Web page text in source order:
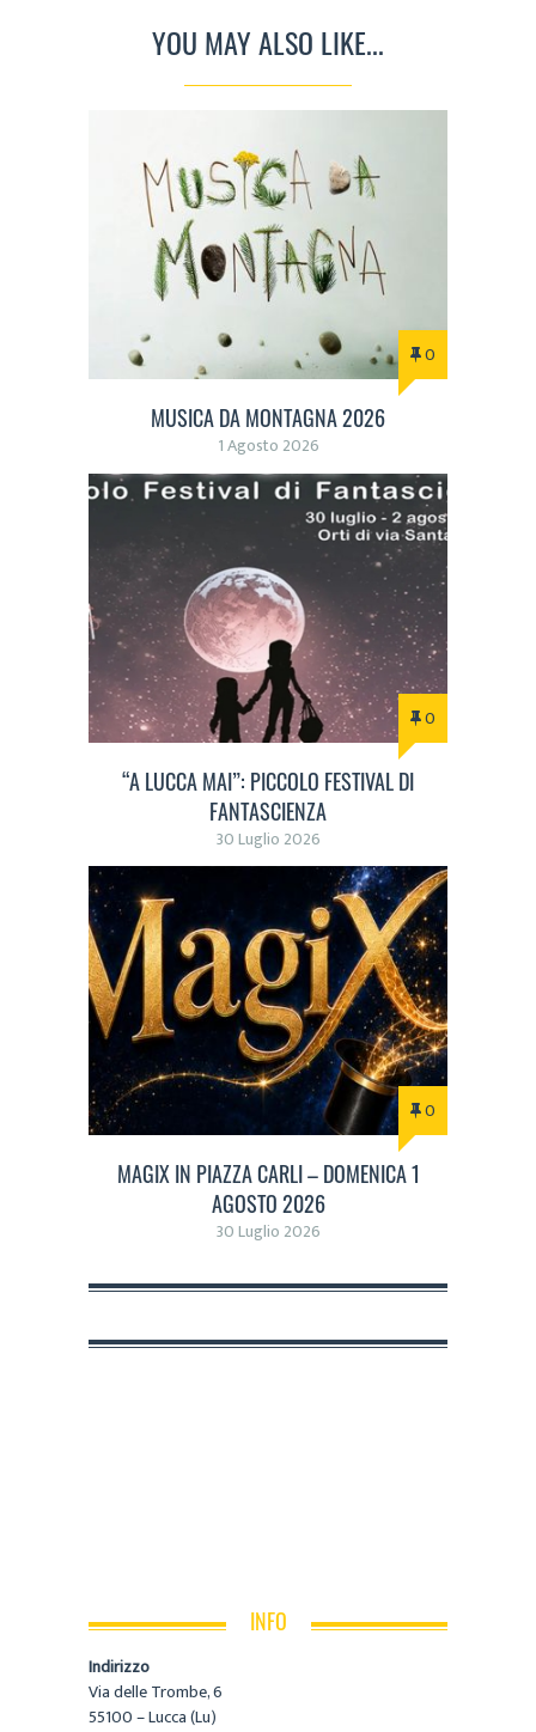
YOU MAY ALSO LIKE...
0
MUSICA DA MONTAGNA 2026
1 Agosto 2026
0
“A LUCCA MAI”: PICCOLO FESTIVAL DI
FANTASCIENZA
30 Luglio 2026
0
MAGIX IN PIAZZA CARLI – DOMENICA 1
AGOSTO 2026
30 Luglio 2026
INFO
Indirizzo
Via delle Trombe, 6
55100 – Lucca (Lu)